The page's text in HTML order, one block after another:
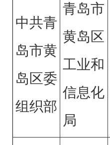
中共青
岛市黄
岛区委
组织部
青岛市
黄岛区
工业和
信息化
局